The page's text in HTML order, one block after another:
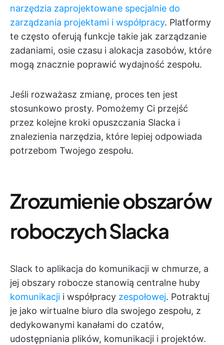
narzędzia zaprojektowane specjalnie do
zarządzania projektami i współpracy. Platformy
te często oferują funkcje takie jak zarządzanie
zadaniami, osie czasu i alokacja zasobów, które
mogą znacznie poprawić wydajność zespołu.
Jeśli rozważasz zmianę, proces ten jest
stosunkowo prosty. Pomożemy Ci przejść
przez kolejne kroki opuszczania Slacka i
znalezienia narzędzia, które lepiej odpowiada
potrzebom Twojego zespołu.
Zrozumienie obszarów
roboczych Slacka
Slack to aplikacja do komunikacji w chmurze, a
jej obszary robocze stanowią centralne huby
komunikacji i współpracy zespołowej. Potraktuj
je jako wirtualne biuro dla swojego zespołu, z
dedykowanymi kanałami do czatów,
udostępniania plików, komunikacji i projektów.